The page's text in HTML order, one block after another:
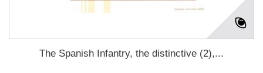
The Spanish Infantry, the distinctive (2),...